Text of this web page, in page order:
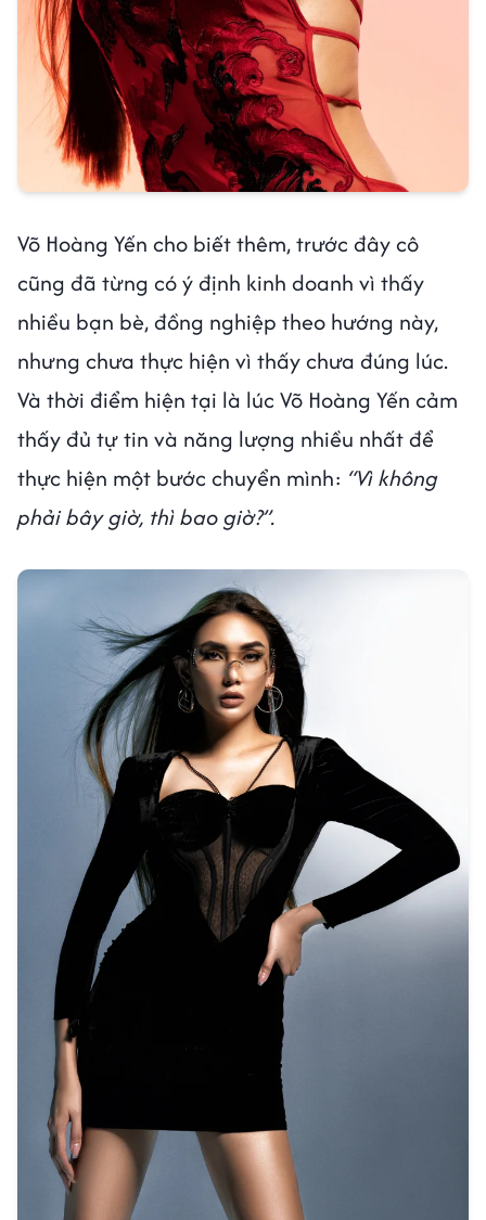
Võ Hoàng Yến cho biết thêm, trước đây cô
cũng đã từng có ý định kinh doanh vì thấy
nhiều bạn bè, đồng nghiệp theo hướng này,
nhưng chưa thực hiện vì thấy chưa đúng lúc.
Và thời điểm hiện tại là lúc Võ Hoàng Yến cảm
thấy đủ tự tin và năng lượng nhiều nhất để
thực hiện một bước chuyển mình: “Vì không
phải bây giờ, thì bao giờ?”.